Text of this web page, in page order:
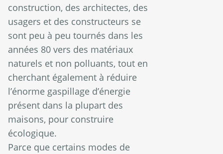
construction, des architectes, des
usagers et des constructeurs se
sont peu à peu tournés dans les
années 80 vers des matériaux
naturels et non polluants, tout en
cherchant également à réduire
l’énorme gaspillage d’énergie
présent dans la plupart des
maisons, pour construire
écologique.
Parce que certains modes de